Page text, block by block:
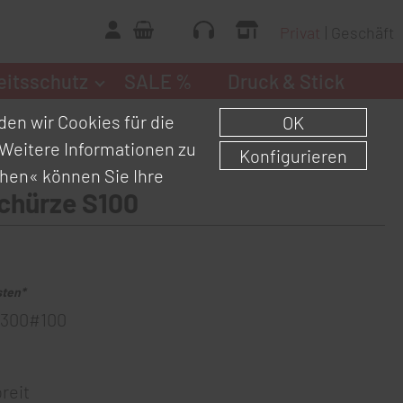
Geschäft
S100
wir Cookies für die
Informationen zu
können Sie Ihre
OK
Konfigurieren